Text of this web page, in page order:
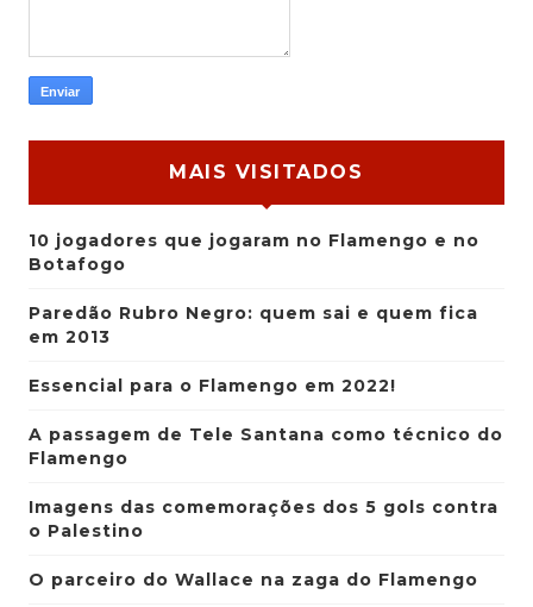
MAIS VISITADOS
10 jogadores que jogaram no Flamengo e no
Botafogo
Paredão Rubro Negro: quem sai e quem fica
em 2013
Essencial para o Flamengo em 2022!
A passagem de Tele Santana como técnico do
Flamengo
Imagens das comemorações dos 5 gols contra
o Palestino
O parceiro do Wallace na zaga do Flamengo